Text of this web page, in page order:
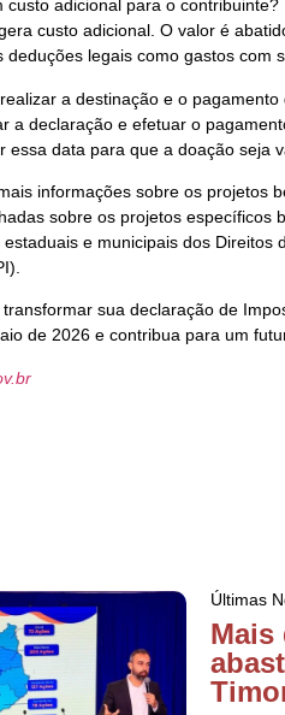
custo adicional para o contribuinte?
custo adicional. O valor é
legais como gastos com
a destinação e o pagamento
a declaração e efetuar o
essa data para que a doação seja
informações sobre os projetos
sobre os projetos
e municipais dos Direitos
sua declaração de
de 2026 e contribua para um
Últimas
Mais